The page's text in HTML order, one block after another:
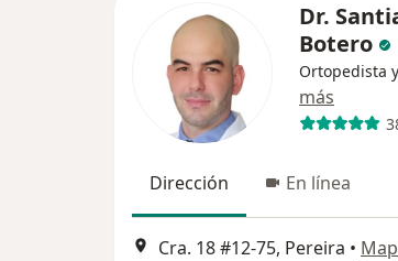
Dr.
Botero
Ortopedista
más
Dirección En línea
Cra. 18 #12-75, Pereira •